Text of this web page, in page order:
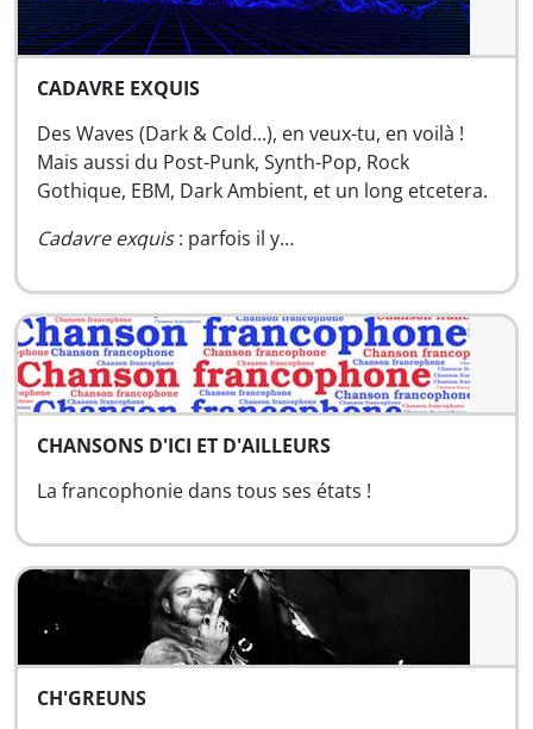
CADAVRE EXQUIS
Des Waves (Dark & Cold...), en veux-tu, en voilà !
Mais aussi du Post-Punk, Synth-Pop, Rock
Gothique, EBM, Dark Ambient, et un long etcetera.
Cadavre exquis: parfois il y…
CHANSONS D'ICI ET D'AILLEURS
La francophonie dans tous ses états !
CH'GREUNS